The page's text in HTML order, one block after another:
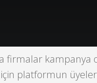
firmalar
platformun